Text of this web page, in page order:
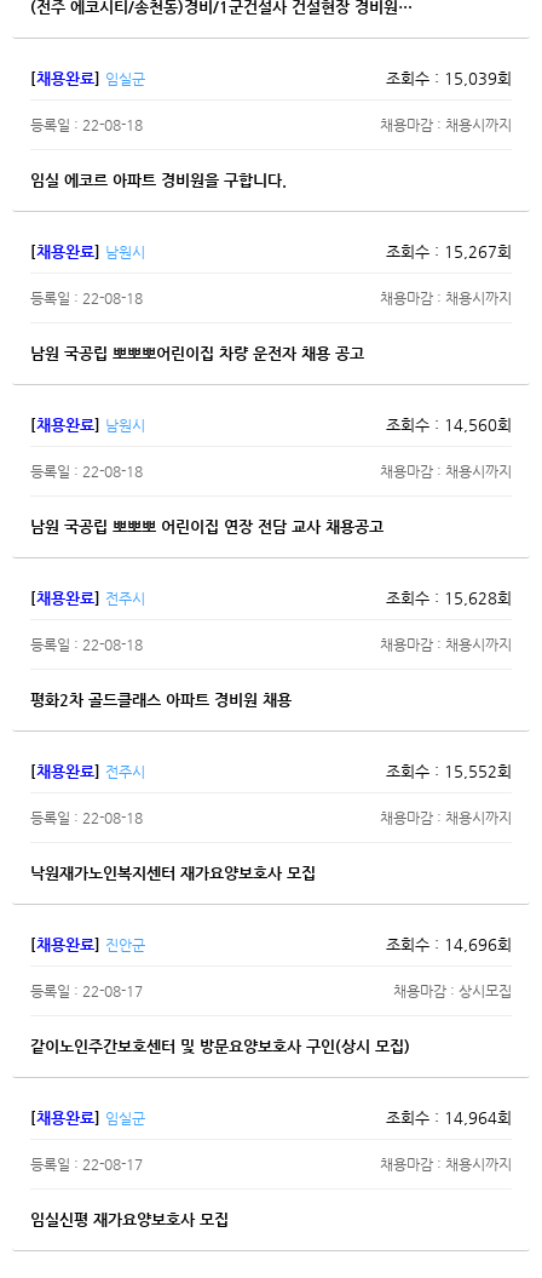
(전주 에코시티/송천동)경비/1군건설사 건설현장 경비원…
[채용완료] 임실군 조회수 : 15,039회
등록일 : 22-08-18 채용마감 : 채용시까지
임실 에코르 아파트 경비원을 구합니다.
[채용완료] 남원시 조회수 : 15,267회
등록일 : 22-08-18 채용마감 : 채용시까지
남원 국공립 뽀뽀뽀어린이집 차량 운전자 채용 공고
[채용완료] 남원시 조회수 : 14,560회
등록일 : 22-08-18 채용마감 : 채용시까지
남원 국공립 뽀뽀뽀 어린이집 연장 전담 교사 채용공고
[채용완료] 전주시 조회수 : 15,628회
등록일 : 22-08-18 채용마감 : 채용시까지
평화2차 골드클래스 아파트 경비원 채용
[채용완료] 전주시 조회수 : 15,552회
등록일 : 22-08-18 채용마감 : 채용시까지
낙원재가노인복지센터 재가요양보호사 모집
[채용완료] 진안군 조회수 : 14,696회
등록일 : 22-08-17 채용마감 : 상시모집
같이노인주간보호센터 및 방문요양보호사 구인(상시 모집)
[채용완료] 임실군 조회수 : 14,964회
등록일 : 22-08-17 채용마감 : 채용시까지
임실신평 재가요양보호사 모집